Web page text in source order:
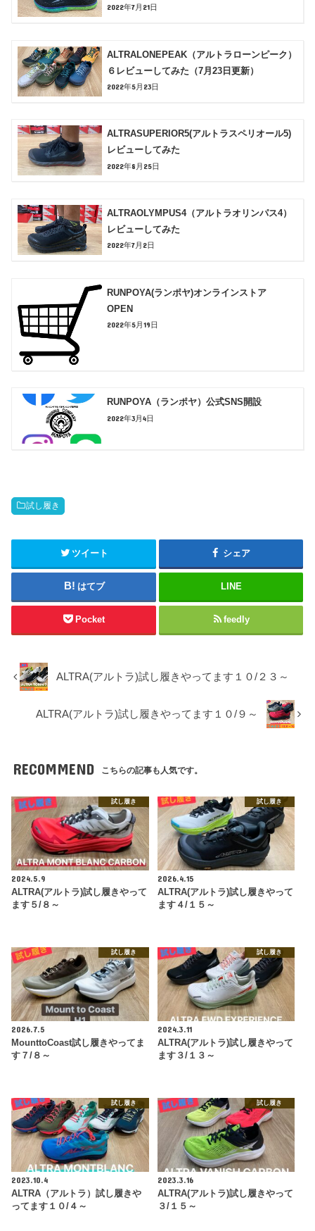
2022年7月21日
ALTRALONEPEAK（アルトラローンピーク）
６レビューしてみた（7月23日更新）
2022年5月23日
ALTRASUPERIOR5(アルトラスペリオール5)
レビューしてみた
2022年8月25日
ALTRAOLYMPUS4（アルトラオリンパス4）
レビューしてみた
2022年7月2日
RUNPOYA(ランポヤ)オンラインストア
OPEN
2022年5月19日
RUNPOYA（ランポヤ）公式SNS開設
2022年3月4日
試し履き
ツイート シェア
はてブ LINE
Pocket feedly
ALTRA(アルトラ)試し履きやってます１０/２３～
ALTRA(アルトラ)試し履きやってます１０/９～
RECOMMEND こちらの記事も人気です。
試し履き
2024.5.9
ALTRA(アルトラ)試し履きやって
ます５/８～
試し履き
2026.4.15
ALTRA(アルトラ)試し履きやって
ます４/１５～
試し履き
2026.7.5
MounttoCoast試し履きやってま
す７/８～
試し履き
2024.3.11
ALTRA(アルトラ)試し履きやって
ます３/１３～
試し履き
2023.10.4
ALTRA（アルトラ）試し履きや
ってます１０/４～
試し履き
2023.3.16
ALTRA(アルトラ)試し履きやって
３/１５～